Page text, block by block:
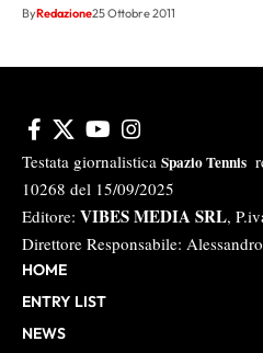
ByRedazione25 Ottobre 2011
Testata giornalistica Spazio Tennis
10268 del 15/09/2025
Editore: VIBES MEDIA SRL,
Direttore Responsabile:
HOME
ENTRY LIST
NEWS